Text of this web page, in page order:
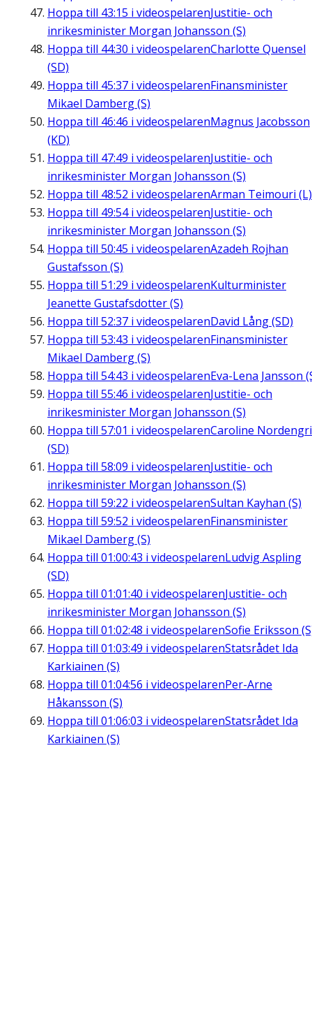
Hoppa till 43:15 i videospelarenJustitie- och
inrikesminister Morgan Johansson (S)
Hoppa till 44:30 i videospelarenCharlotte Quensel
(SD)
Hoppa till 45:37 i videospelarenFinansminister
Mikael Damberg (S)
Hoppa till 46:46 i videospelarenMagnus Jacobsson
(KD)
Hoppa till 47:49 i videospelarenJustitie- och
inrikesminister Morgan Johansson (S)
Hoppa till 48:52 i videospelarenArman Teimouri (L)
Hoppa till 49:54i videospelarenJustitie- och
inrikesminister Morgan Johansson (S)
Hoppa till 50:45 i videospelarenAzadeh Rojhan
Gustafsson (S)
Hoppa till 51:29 i videospelarenKulturminister
Jeanette Gustafsdotter (S)
Hoppa till 52:37 i videospelarenDavid Lång (SD)
Hoppa till 53:43 i videospelarenFinansminister
Mikael Damberg (S)
Hoppa till 54:43 i videospelarenEva-Lena Jansson
Hoppa till 55:46 i videospelarenJustitie- och
inrikesminister Morgan Johansson (S)
Hoppa till 57:01 i videospelarenCaroline
(SD)
Hoppa till 58:09 i videospelarenJustitie- och
inrikesminister Morgan Johansson (S)
Hoppa till 59:22 i videospelarenSultan Kayhan (S)
Hoppa till 59:52 i videospelarenFinansminister
Mikael Damberg (S)
Hoppa till 01:00:43 i videospelarenLudvig Aspling
(SD)
Hoppa till 01:01:40 i videospelarenJustitie- och
inrikesminister Morgan Johansson (S)
Hoppa till 01:02:48 i videospelarenSofie Eriksson
Hoppa till 01:03:49 i videospelarenStatsrådet Ida
Karkiainen (S)
Hoppa till 01:04:56 i videospelarenPer-Arne
Håkansson (S)
Hoppa till 01:06:03 i videospelarenStatsrådet Ida
Karkiainen (S)